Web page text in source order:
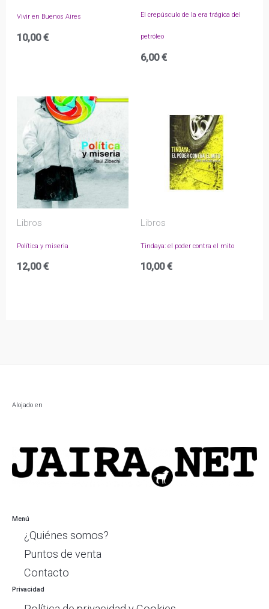
Vivir en Buenos Aires
10,00€
El crepúsculo de la era trágica del
petróleo
6,00€
Libros
Política y miseria
12,00€
Libros
Tindaya: el poder contra el mito
10,00€
Alojado en
Menú
¿Quiénes somos?
Puntos de venta
Contacto
Privacidad